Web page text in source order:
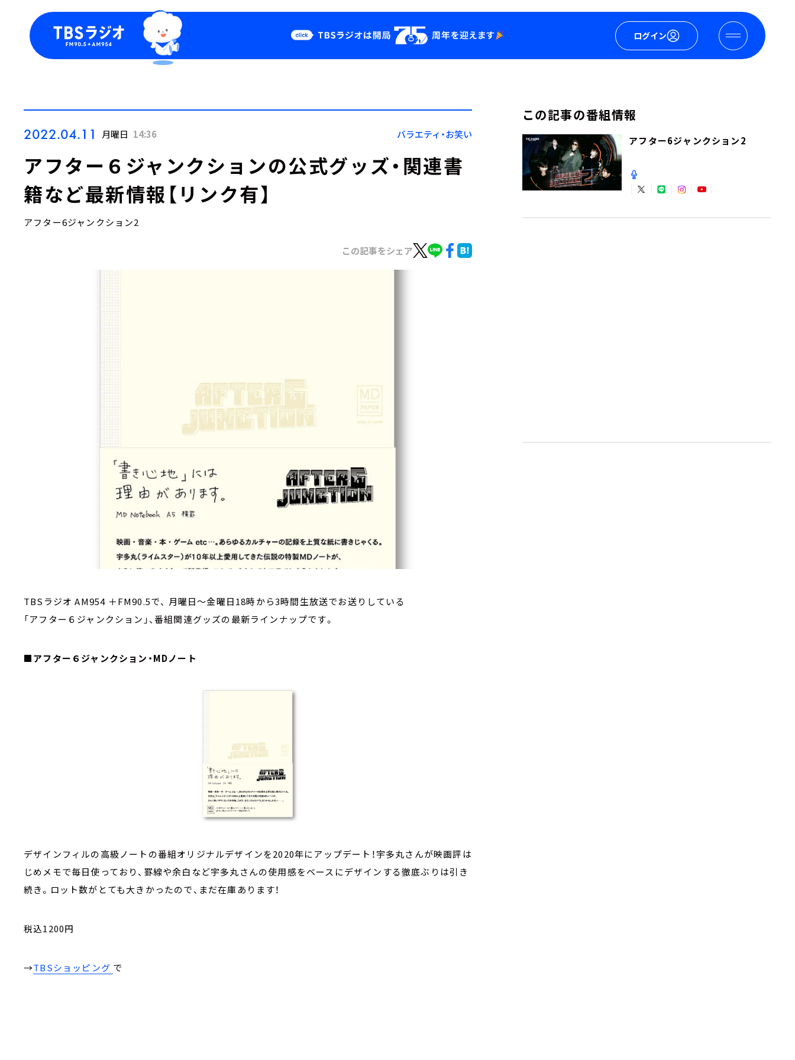
ログイン
Podcast
YouTube
会社情報
2022.04.11 月曜日 14:36 バラエティ・お笑い
アフター６ジャンクションの公式グッズ・関連書
籍など最新情報【リンク有】
アフター6ジャンクション2
この記事をシェア
TBSラジオ AM954 ＋FM90.5で、 月曜日～金曜日18時から3時間生放送でお送りしている
「アフター６ジャンクション」、番組関連グッズの最新ラインナップです。
■アフター６ジャンクション・MDノート
デザインフィルの高級ノートの番組オリジナルデザインを2020年にアップデート！宇多丸さんが映画評は
じめメモで毎日使っており、罫線や余白など宇多丸さんの使用感をベースにデザインする徹底ぶりは引き
続き。ロット数がとても大きかったので、まだ在庫あります！
税込1200円
→TBSショッピング で
この記事の番組情報
アフター6ジャンクション2